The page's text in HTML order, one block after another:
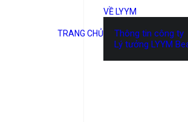
TRANG CHỦ
VỀ LYYM
Thông tin công ty
Lý tưởng LYYM